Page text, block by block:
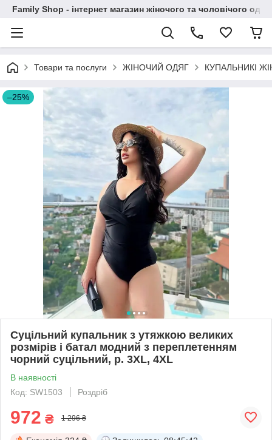
Family Shop - інтернет магазин жіночого та чоловічого
Товари та послуги ЖІНОЧИЙ ОДЯГ КУПАЛЬНИКІ
–25%
Суцільний купальник з утяжкою великих
розмірів і батал модний з переплетенням
чорний суцільний, р. 3XL, 4XL
В наявності
Код: SW1503
Роздріб
972 ₴ 1 296 ₴